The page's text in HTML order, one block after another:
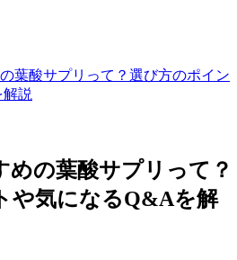
葉酸サプリって？選び方のポイン
説
めの葉酸サプリって？
や気になるQ&Aを解